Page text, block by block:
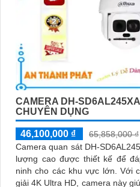
CAMERA DH-
CHUYÊN DỤNG
46,100,000 ₫
65,858,000 ₫
Camera quan sát DH-
lượng cao được thiết kế để
ninh cho các khu vực lớn. Với chất lượng hình ảnh độ phân
giải 4K Ultra HD, camera này